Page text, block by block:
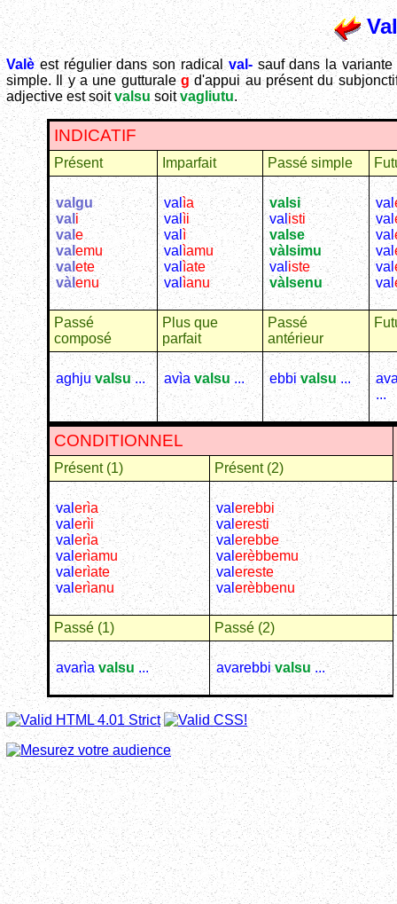
Valèest régulier dans son radicalval-sauf dans la variante
simple. Il y a une gutturaleg d'appui au présent du
adjective est soitvalsu soitvagliutu.
INDICATIF
Présent Imparfait Passé simple
valgu
val i
val e
val emu
val ete
vàlenu
valìa
valìi
val ì
val ìamu
valìate
valìanu
valsi
val isti
valse
vàlsimu
val iste
vàlsenu
val
val
val
val
val
val
Passé
composé
Plus que
parfait
Passé
antérieur
aghjuvalsu... avìa valsu ... ebbivalsu...
...
CONDITIONNEL
Présent (1) Présent (2)
valerìa
val erìi
valerìa
val erìamu
valerìate
valerìanu
valerebbi
valeresti
valerebbe
valerèbbemu
val ereste
valerèbbenu
Passé (1) Passé (2)
avarìavalsu ... avarebbivalsu...